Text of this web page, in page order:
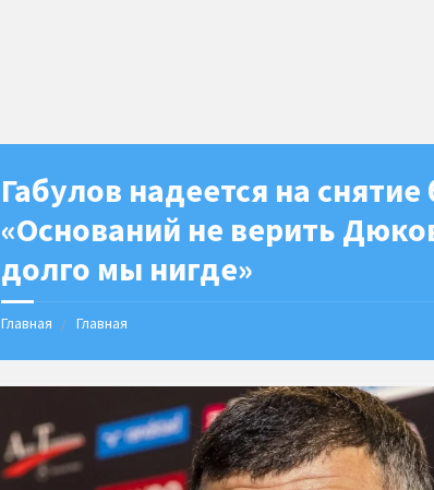
Габулов надеется на снятие
«Оснований не верить
долго мы нигде»
Главная Главная